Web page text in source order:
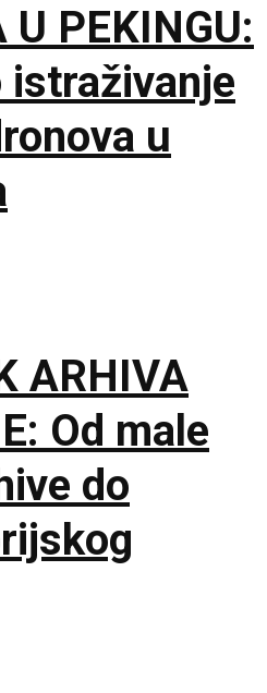
PEKINGU:
istraživanje
u
ARHIVA
Od male
do